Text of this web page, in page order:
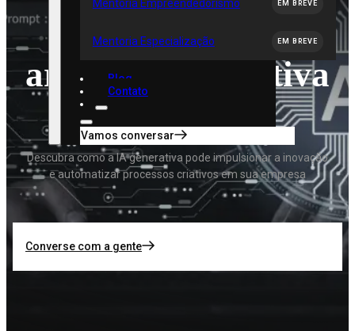
Mentoria Empreendedorismo
EM BREVE
Mentoria Especialização EM BREVE
Blog
Contato
Vamos conversar
inteligência
artificial generativa
Descubra como a IA generativa pode impulsionar a inovação
e automatizar processos criativos em sua empresa
Converse com a gente